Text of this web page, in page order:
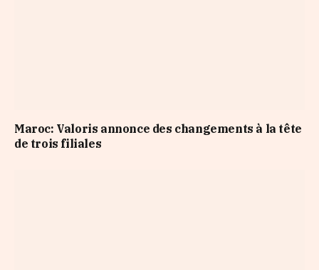
Maroc: Valoris annonce des changements à la tête
de trois filiales